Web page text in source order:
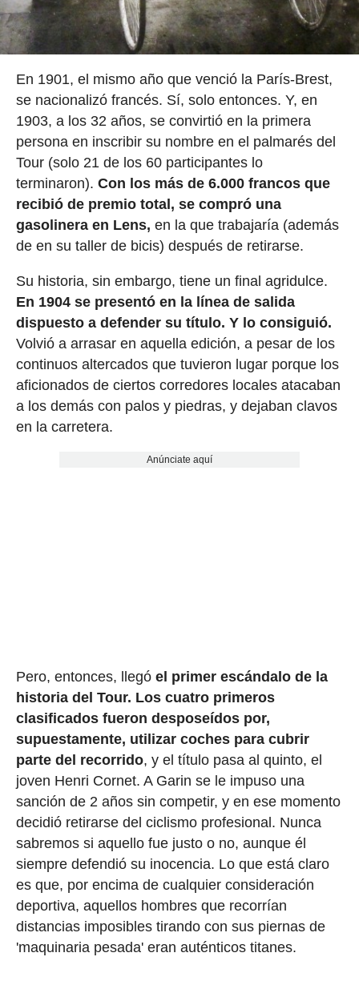
En 1901, el mismo año que venció la París-Brest,
se nacionalizó francés. Sí, solo entonces. Y, en
1903, a los 32 años, se convirtió en la primera
persona en inscribir su nombre en el palmarés del
Tour (solo 21 de los 60 participantes lo
terminaron). Con los más de 6.000 francos que
recibió de premio total, se compró una
gasolinera en Lens, en la que trabajaría (además
de en su taller de bicis) después de retirarse.
Su historia, sin embargo, tiene un final agridulce.
En 1904 se presentó en la línea de salida
dispuesto a defender su título. Y lo consiguió.
Volvió a arrasar en aquella edición, a pesar de los
continuos altercados que tuvieron lugar porque los
aficionados de ciertos corredores locales atacaban
a los demás con palos y piedras, y dejaban clavos
en la carretera.
Anúnciate aquí
Pero, entonces, llegó el primer escándalo de la
historia del Tour. Los cuatro primeros
clasificados fueron desposeídos por,
supuestamente, utilizar coches para cubrir
parte del recorrido, y el título pasa al quinto, el
joven Henri Cornet. A Garin se le impuso una
sanción de 2 años sin competir, y en ese momento
decidió retirarse del ciclismo profesional. Nunca
sabremos si aquello fue justo o no, aunque él
siempre defendió su inocencia. Lo que está claro
es que, por encima de cualquier consideración
deportiva, aquellos hombres que recorrían
distancias imposibles tirando con sus piernas de
'maquinaria pesada' eran auténticos titanes.